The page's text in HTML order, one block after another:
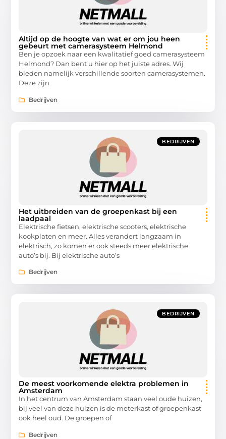
Altijd op de hoogte van wat er om jou heen
gebeurt met camerasysteem Helmond
Ben je opzoek naar een kwalitatief goed camerasysteem
Helmond? Dan bent u hier op het juiste adres. Wij
bieden namelijk verschillende soorten camerasystemen.
Deze zijn
Bedrijven
BEDRIJVEN
Het uitbreiden van de groepenkast bij een
laadpaal
Elektrische fietsen, elektrische scooters, elektrische
kookplaten en meer. Alles verandert langzaam in
elektrisch, zo komen er ook steeds meer elektrische
auto’s bij. Bij elektrische auto’s
Bedrijven
BEDRIJVEN
De meest voorkomende elektra problemen in
Amsterdam
In het centrum van Amsterdam staan veel oude huizen,
bij veel van deze huizen is de meterkast of groepenkast
ook heel oud. De groepen of
Bedrijven